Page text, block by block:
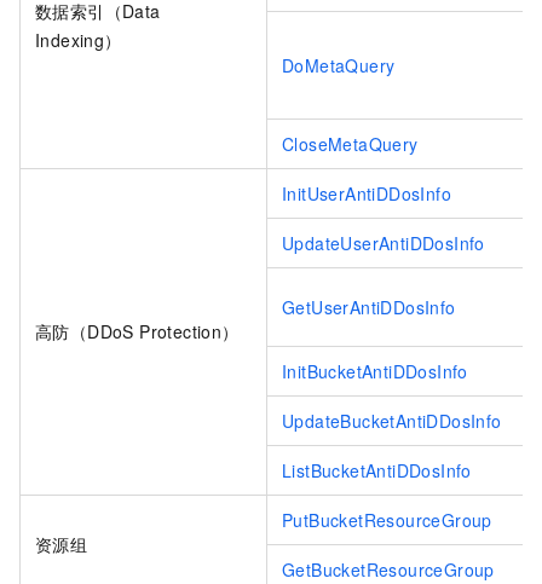
数据索引（Data
Indexing）
DoMetaQuery
CloseMetaQuery
高防（DDoS Protection）
InitUserAntiDDosInfo
UpdateUserAntiDDosInfo
GetUserAntiDDosInfo
InitBucketAntiDDosInfo
UpdateBucketAntiDDosInfo
ListBucketAntiDDosInfo
资源组
PutBucketResourceGroup
GetBucketResourceGroup